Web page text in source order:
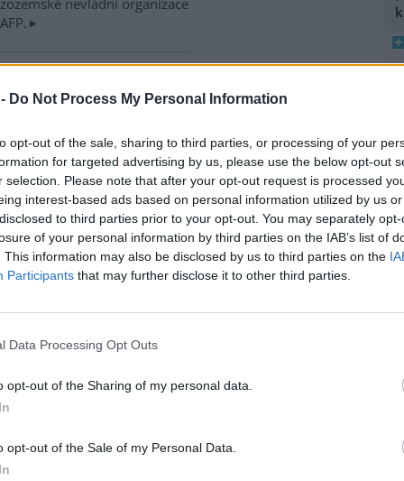
Do Not Process My Personal Information
opt-out of the sale, sharing to third parties, or processing of your
for targeted advertising by us, please use the below opt-out
selection. Please note that after your opt-out request is processed
interest-based ads based on personal information utilized by us
to third parties prior to your opt-out. You may separately
of your personal information by third parties on the IAB’s list of
This information may also be disclosed by us to third parties on the
Participants that may further disclose it to other third parties.
Data Processing Opt Outs
opt-out of the Sharing of my personal data.
opt-out of the Sale of my Personal Data.
řeky minimální průtoky
jihočeských řekách historicky
průtok vody. Nejhorší je
v rovinatých oblastech,
na Českobudějovicku. ČTK
krajině,
12
významně zvyšují počet i
krajině. Biodiverzitě
také staré stodoly,
ptákům poskytují úkryt i
krajině naopak
obratlovců Akademie